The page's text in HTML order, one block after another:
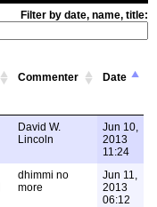
Filter by date, name, title:
Commenter Date
David W.
Lincoln
Jun 10,
2013
11:24
dhimmi no
more
Jun 11,
2013
06:12